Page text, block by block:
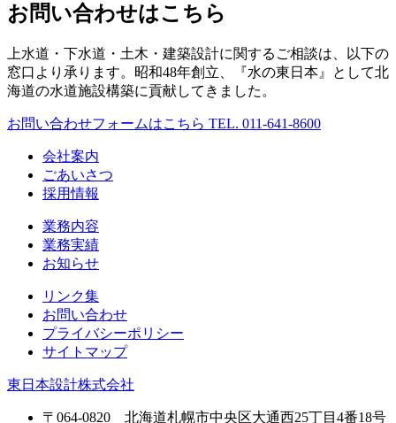
お問い合わせはこちら
上水道・下水道・土木・建築設計に関するご相談は、以下の
窓口より承ります。昭和48年創立、『水の東日本』として北
海道の水道施設構築に貢献してきました。
お問い合わせフォームはこちら TEL. 011-641-8600
会社案内
ごあいさつ
採用情報
業務内容
業務実績
お知らせ
リンク集
お問い合わせ
プライバシーポリシー
サイトマップ
東日本設計株式会社
〒064-0820 北海道札幌市中央区大通西25丁目4番18号